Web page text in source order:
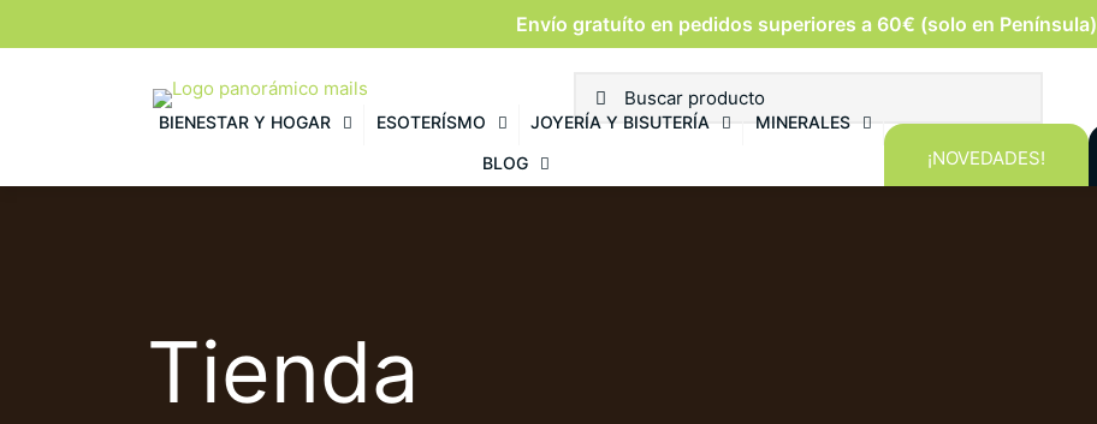
Envío gratuíto en pedidos superiores a 60€ (solo en Península)
BIENESTAR Y HOGAR ESOTERÍSMO JOYERÍA Y BISUTERÍA
MINERALES
BLOG
¡NOVEDADES!
Tienda